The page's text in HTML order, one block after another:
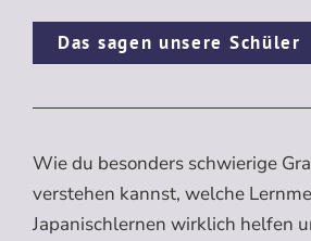
Das sagen unsere Schüler
Wie du besonders schwierige
verstehen kannst, welche
Japanischlernen wirklich helfen